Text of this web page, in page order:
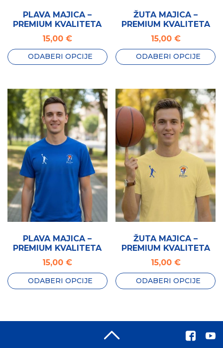
PLAVA MAJICA –
PREMIUM KVALITETA
15,00€
ODABERI OPCIJE
ima
više
varijanti.
Opcije
se
mogu
odabrati
na
stranici
proizvoda
ŽUTA MAJICA –
PREMIUM KVALITETA
15,00 €
ODABERI OPCIJE
ima
više
varijanti.
Opcije
se
mogu
odabrati
na
stranici
proizvoda
PLAVA MAJICA –
PREMIUM KVALITETA
15,00€
ODABERI OPCIJE
ŽUTA MAJICA –
PREMIUM KVALITETA
15,00 €
ODABERI OPCIJE
varijanti.